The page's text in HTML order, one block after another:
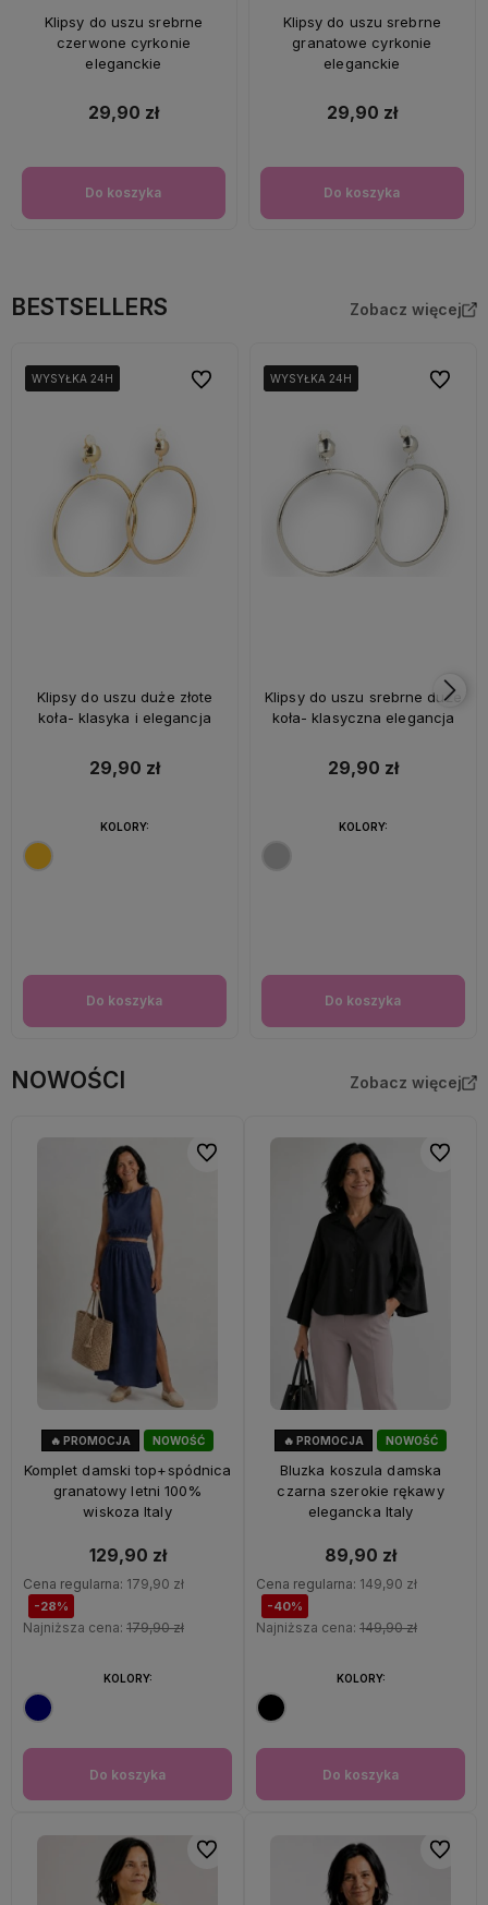
Klipsy do uszu srebrne
czerwone cyrkonie
eleganckie
29,90 zł
Do koszyka
Klipsy do uszu srebrne
granatowe cyrkonie
eleganckie
29,90 zł
Do koszyka
BESTSELLERS Zobacz więcej
WYSYŁKA 24H
WYSYŁKA 24H
WYSYŁKA 24H
Klipsy do uszu duże złote
koła- klasyka i elegancja
29,90 zł
Do koszyka
KOLORY:
Do ulubionychWYSYŁKA 24H
WYSYŁKA 24H
WYSYŁKA 24H
Klipsy do uszu srebrne duże
koła- klasyczna elegancja
29,90 zł
Do koszyka
KOLORY:
Do
NOWOŚCI Zobacz więcej
NOWOŚĆ
🔥 PROMOCJA
Komplet damski top+spódnica
granatowy letni 100%
wiskoza Italy
129,90 zł
Cena regularna: 179,90 zł
-28%
Najniższa cena: 179,90 zł
Do koszyka
KOLORY:
Do ulubionych
NOWOŚĆ
🔥 PROMOCJA
Bluzka koszula damska
czarna szerokie rękawy
elegancka Italy
89,90 zł
Cena regularna: 149,90 zł
-40%
Najniższa cena: 149,90 zł
Do koszyka
KOLORY:
Do
Do ulubionych Do